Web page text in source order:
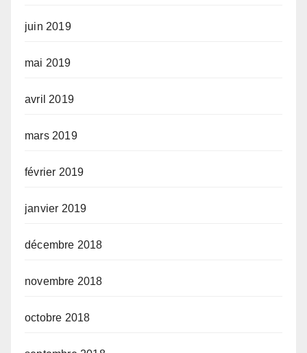
juin 2019
mai 2019
avril 2019
mars 2019
février 2019
janvier 2019
décembre 2018
novembre 2018
octobre 2018